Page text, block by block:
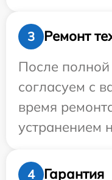
3
Ремонт
После
согласуем с
время
устранением
4 Гарантия